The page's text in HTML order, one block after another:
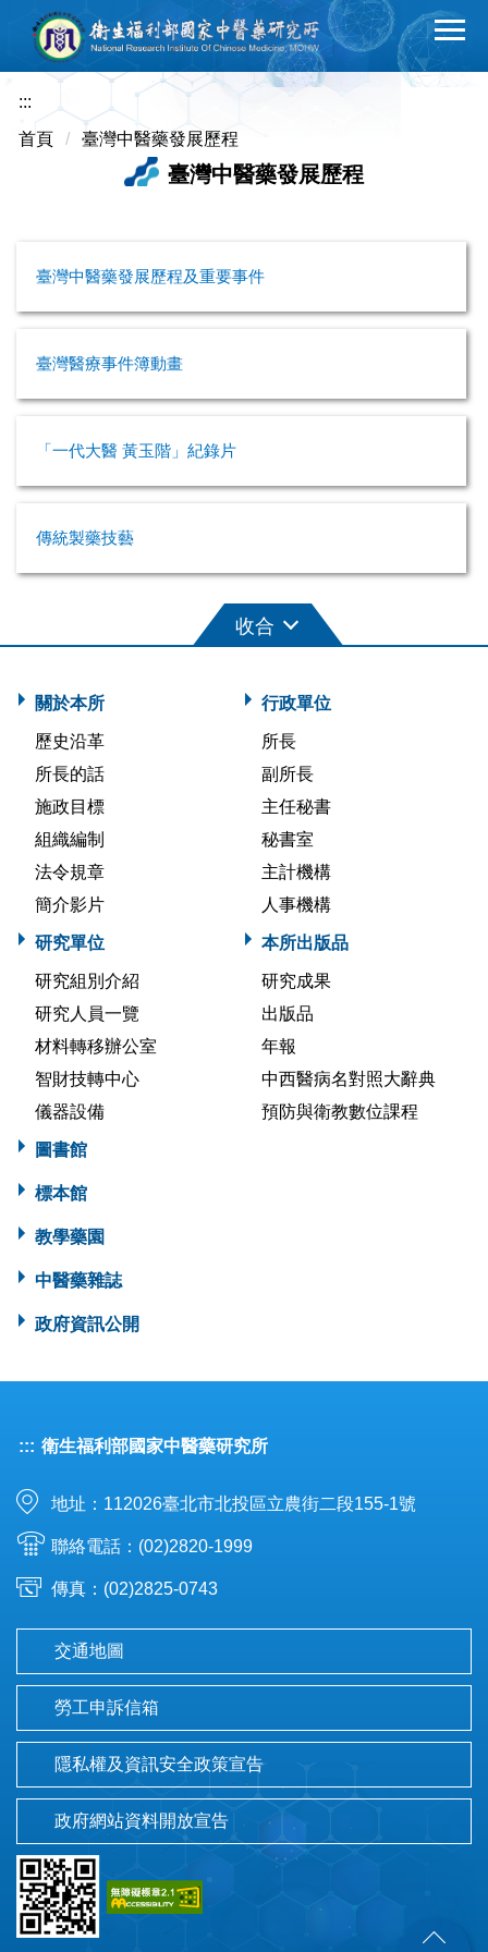
主
要
容
:::
首頁
臺灣中醫藥發展歷程
臺灣中醫藥發展歷程
臺灣中醫藥發展歷程及重要事件
臺灣醫療事件簿動畫
「一代大醫 黃玉階」紀錄片
傳統製藥技藝
關於本所
歷史沿革
所長的話
施政目標
組織編制
法令規章
簡介影片
行政單位
所長
副所長
主任秘書
秘書室
主計機構
人事機構
研究單位
研究組別介紹
研究人員一覽
材料轉移辦公室
智財技轉中心
儀器設備
本所出版品
研究成果
出版品
年報
中西醫病名對照大辭典
預防與衛教數位課程
圖書館
標本館
教學藥園
中醫藥雜誌
政府資訊公開
::: 衛生福利部國家中醫藥研究所
地址：112026臺北市北投區立農街二段155-1號
聯絡電話：(02)2820-1999
傳真：(02)2825-0743
交通地圖
勞工申訴信箱
隱私權及資訊安全政策宣告
政府網站資料開放宣告